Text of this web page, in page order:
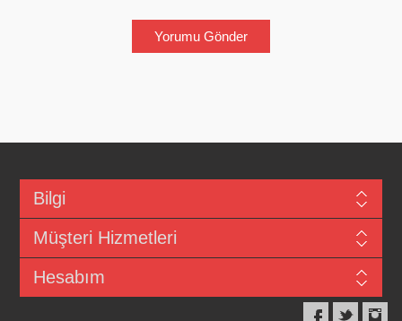
Bilgi
Müşteri Hizmetleri
Hesabım